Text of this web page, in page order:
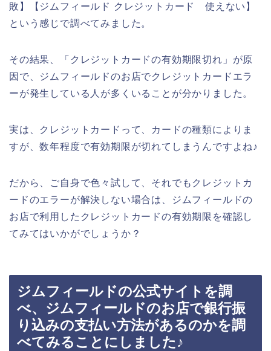
敗】【ジムフィールド クレジットカード 使えない】
という感じで調べてみました。
その結果、「クレジットカードの有効期限切れ」が原
因で、ジムフィールドのお店でクレジットカードエラ
ーが発生している人が多くいることが分かりました。
実は、クレジットカードって、カードの種類によりま
すが、数年程度で有効期限が切れてしまうんですよね♪
だから、ご自身で色々試して、それでもクレジットカ
ードのエラーが解決しない場合は、ジムフィールドの
お店で利用したクレジットカードの有効期限を確認し
てみてはいかがでしょうか？
ジムフィールドの公式サイトを調
べ、ジムフィールドのお店で銀行振
り込みの支払い方法があるのかを調
べてみることにしました♪